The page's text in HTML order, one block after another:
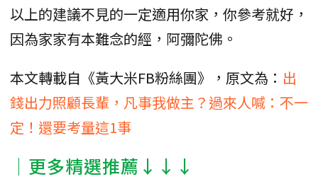
以上的建議不見的一定適用你家，你參考就好，
因為家家有本難念的經，阿彌陀佛。
本文轉載自《黃大米FB粉絲團》，原文為： 出
錢出力照顧長輩，凡事我做主？過來人喊：不一
定！還要考量這1事
│更多精選推薦↓↓↓